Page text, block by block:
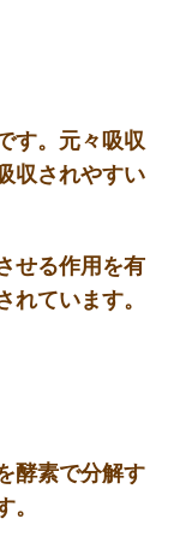
す。元々吸収
収されやすい
せる作用を有
れています。
酵素で分解す
。